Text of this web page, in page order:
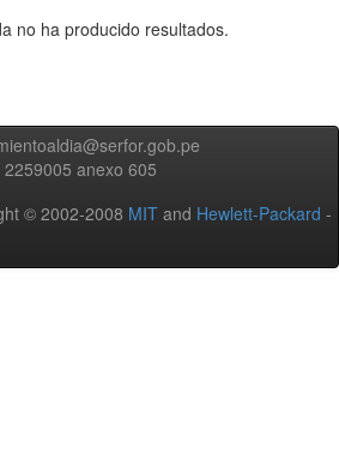
no ha producido resultados.
anexo 605
© 2002-2008 MIT and Hewlett-Packard -